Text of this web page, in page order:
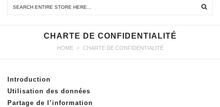
CHARTE DE CONFIDENTIALITÉ
HOME CHARTE DE CONFIDENTIALITÉ
Introduction
Utilisation des données
Partage de l’information